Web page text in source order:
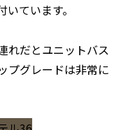
ています。
れだとユニットバス
プグレードは非常に